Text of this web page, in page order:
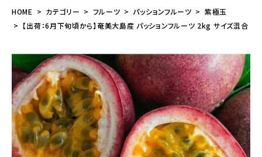
HOME カテゴリー フルーツ パッションフルーツ
紫極玉
【出荷：6月下旬頃から】奄美大島産 パッションフルーツ 2kg サイズ混合